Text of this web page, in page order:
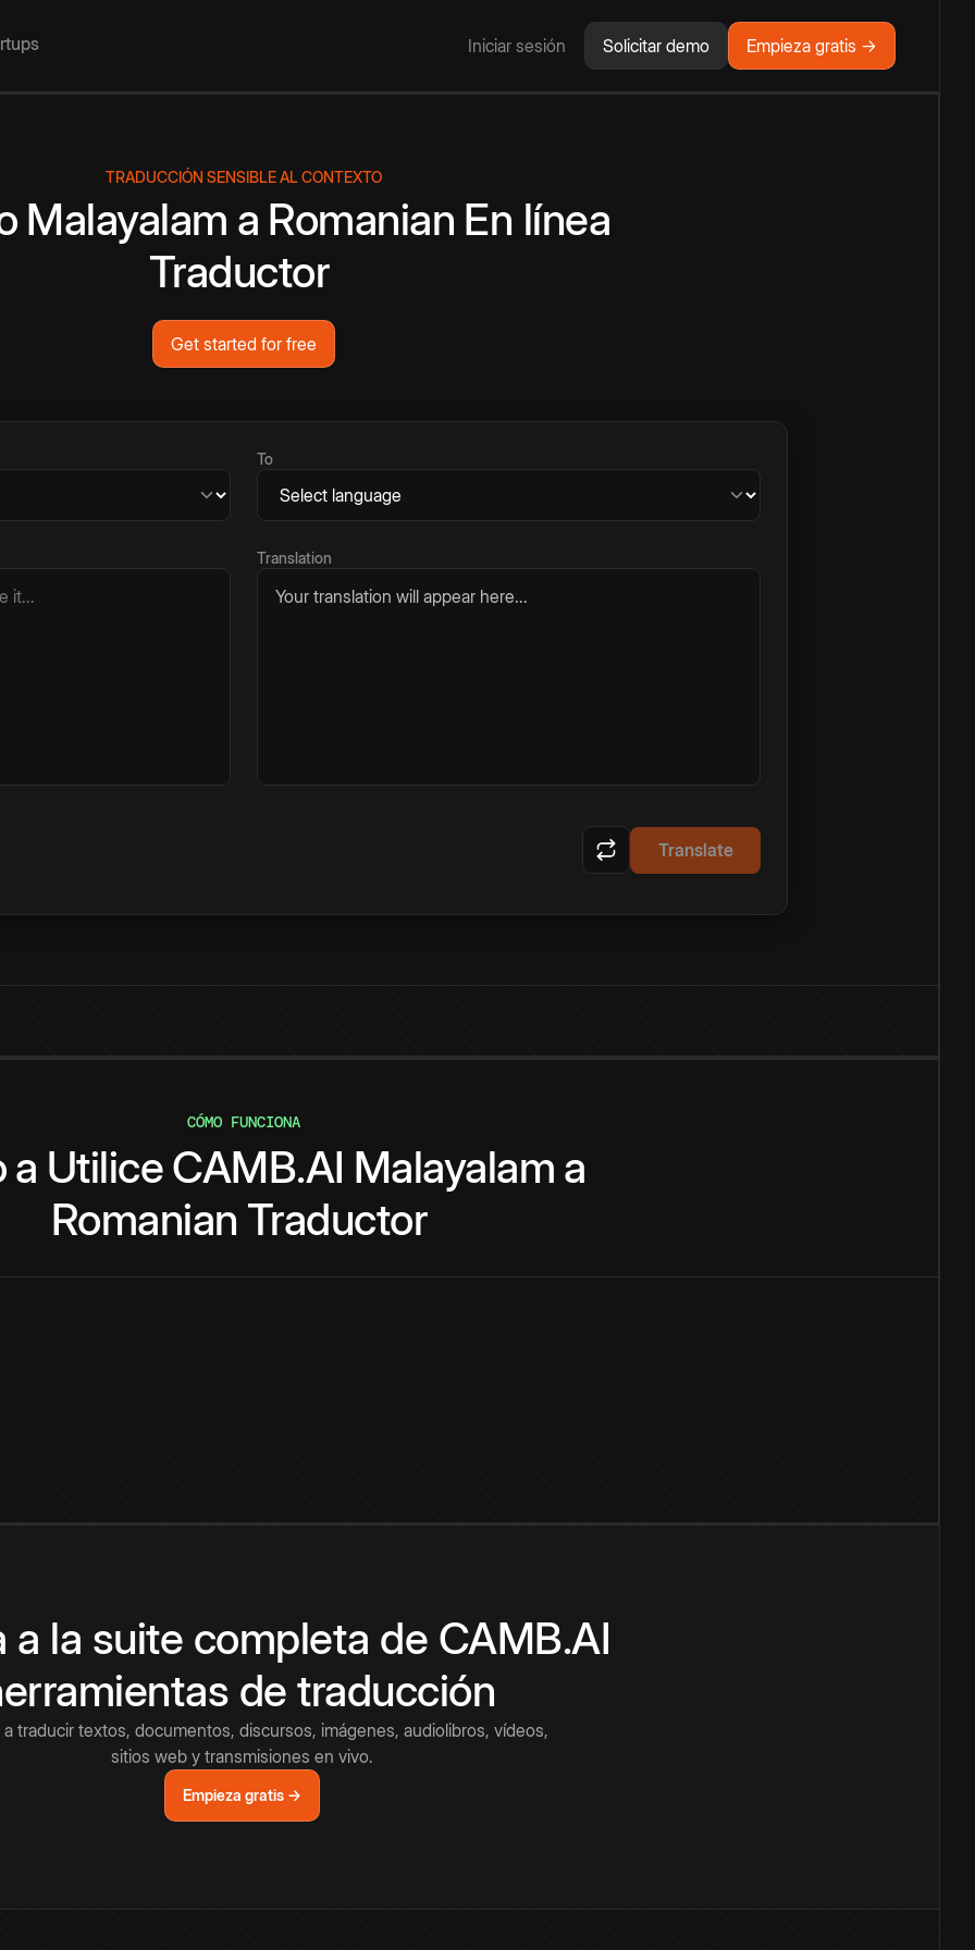
Iniciar sesión Solicitar demo Empieza gratis →
TRADUCCIÓN SENSIBLE AL CONTEXTO
Malayalam a Romanian En línea
Traductor
Get started for free
To
Translation
Your translation will appear here...
Translate
CÓMO FUNCIONA
a UtiliceCAMB.AI Malayalam a
Romanian Traductor
a la suite completa de CAMB.AI
de traducción
a traducir textos, documentos, discursos, imágenes, audiolibros, vídeos,
sitios web y transmisiones en vivo.
Empieza gratis →